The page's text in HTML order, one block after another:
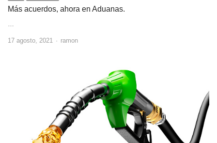
Más acuerdos, ahora en Aduanas.
…
17 agosto, 2021 Author
ramon